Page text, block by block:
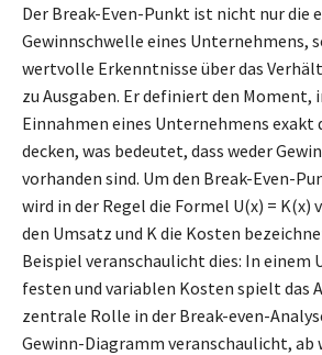
Der Break-Even-Punkt ist nicht nur die
Gewinnschwelle eines Unternehmens,
wertvolle Erkenntnisse über das
zu Ausgaben. Er definiert den Moment,
Einnahmen eines Unternehmens exakt
decken, was bedeutet, dass weder
vorhanden sind. Um den Break-Even-
wird in der Regel die Formel U(x) = K(x)
den Umsatz und K die Kosten
Beispiel veranschaulicht dies: In
festen und variablen Kosten spielt das
zentrale Rolle in der Break-even-
Gewinn-Diagramm veranschaulicht, ab